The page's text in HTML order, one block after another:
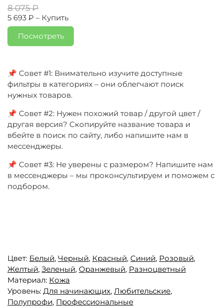
8 075 ₽
5 693 ₽ – Купить
Посмотреть
📌 Совет #1: Внимательно изучите доступные
фильтры в категориях – они облегчают поиск
нужных товаров.
📌 Совет #2: Нужен похожий товар / другой цвет /
другая версия? Скопируйте название товара и
вбейте в поиск по сайту, либо напишите нам в
мессенджеры.
📌 Совет #3: Не уверены с размером? Напишите нам
в мессенджеры – мы проконсультируем и поможем с
подбором.
Цвет: Белый, Черный, Красный, Синий, Розовый,
Желтый, Зеленый, Оранжевый, Разноцветный
Материал: Кожа
Уровень: Для начинающих, Любительские,
Полупрофи, Профессиональные